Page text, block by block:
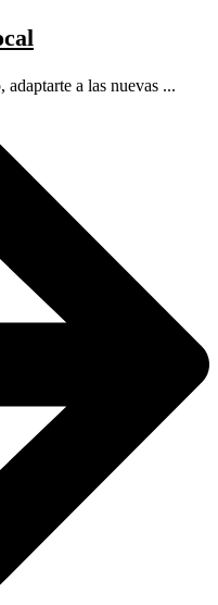
a las nuevas ...